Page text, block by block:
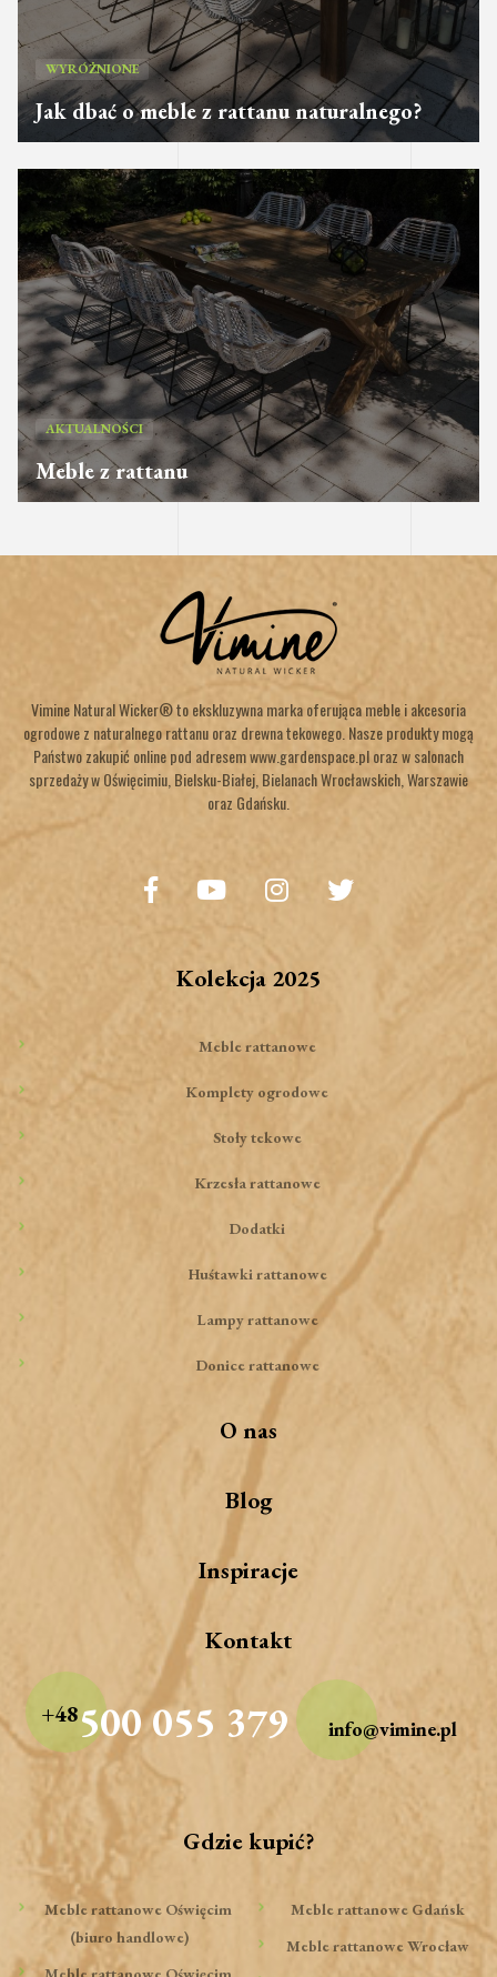
WYRÓŻNIONE
Jak dbać o meble z rattanu naturalnego?
AKTUALNOŚCI
Meble z rattanu
Vimine Natural Wicker® to ekskluzywna marka oferująca meble i akcesoria
ogrodowe z naturalnego rattanu oraz drewna tekowego. Nasze produkty mogą
Państwo zakupić online pod adresem www.gardenspace.pl oraz w salonach
sprzedaży w Oświęcimiu, Bielsku-Białej, Bielanach Wrocławskich, Warszawie
oraz Gdańsku.
Kolekcja 2025
Meble rattanowe
Komplety ogrodowe
Stoły tekowe
Krzesła rattanowe
Dodatki
Huśtawki rattanowe
Lampy rattanowe
Donice rattanowe
O nas
Blog
Inspiracje
Kontakt
+48500 055 379 info@vimine.pl
Gdzie kupić?
Meble rattanowe Oświęcim
(biuro handlowe)
Meble rattanowe Gdańsk
Meble rattanowe Wrocław